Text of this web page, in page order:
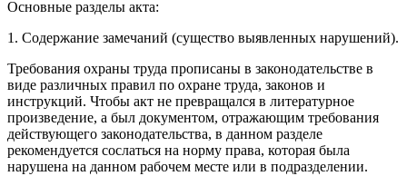
Основные разделы акта:
1. Содержание замечаний (существо выявленных нарушений).
Требования охраны труда прописаны в законодательстве в
виде различных правил по охране труда, законов и
инструкций. Чтобы акт не превращался в литературное
произведение, а был документом, отражающим требования
действующего законодательства, в данном разделе
рекомендуется сослаться на норму права, которая была
нарушена на данном рабочем месте или в подразделении.